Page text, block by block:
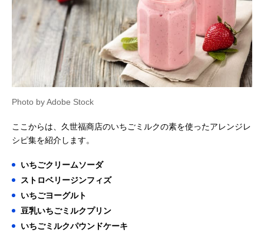
Photo by Adobe Stock
ここからは、久世福商店のいちごミルクの素を使ったアレンジレ
シピ集を紹介します。
いちごクリームソーダ
ストロベリージンフィズ
いちごヨーグルト
豆乳いちごミルクプリン
いちごミルクパウンドケーキ